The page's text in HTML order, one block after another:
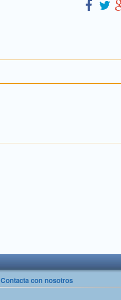
Contacta con nosotros